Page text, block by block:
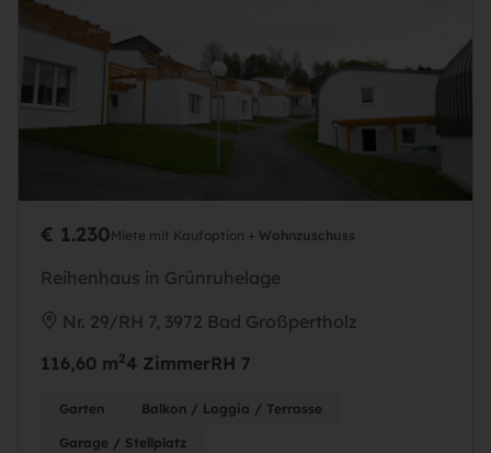
€ 1.230Miete mit Kaufoption + Wohnzuschuss
Reihenhaus in Grünruhelage
Nr. 29/RH 7, 3972 Bad Großpertholz
116,60 m24 ZimmerRH 7
Garten Balkon / Loggia / Terrasse
Garage / Stellplatz